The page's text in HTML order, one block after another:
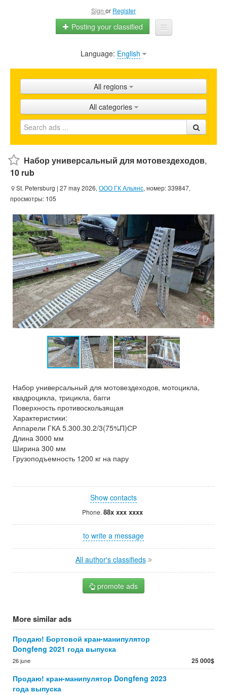
Sign or Register
Posting your classified
Home
Shops
Promotion
FAQ
Blog
Language: English
All regions
All categories
Набор универсальный для мотовездеходов,
10 rub
St. Petersburg | 27 may 2026, ООО ГК Альянс, номер: 339847,
просмотры: 105
Набор универсальный для мотовездеходов, мотоцикла,
квадроцикла, трицикла, багги
Поверхность противоскользящая
Характеристики:
Аппарели ГКА 5.300.30.2/3(75%П)СР
Длина 3000 мм
Ширина 300 мм
Грузоподъемность 1200 кг на пару
Show contacts
Phone. 88x xxx xxxx
to write a message
All author's classifieds
promote ads
More similar ads
Продаю! Бортовой кран-манипулятор
Dongfeng 2021 года выпуска
26 june 25 000$
Продаю! кран-манипулятор Dongfeng 2023
года выпуска